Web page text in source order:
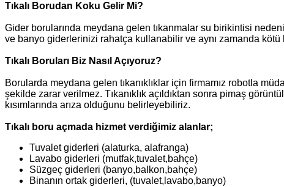
Tıkalı Borudan Koku Gelir Mi?
Gider borularında meydana gelen tıkanmalar su birikintisi
ve banyo giderlerinizi rahatça kullanabilir ve aynı zamanda
Tıkalı Boruları Biz Nasıl Açıyoruz?
Borularda meydana gelen tıkanıklıklar için firmamız robotla
şekilde zarar verilmez. Tıkanıklık açıldıktan sonra pimaş
kısımlarında arıza olduğunu belirleyebiliriz.
Tıkalı boru açmada hizmet verdiğimiz alanlar;
Tuvalet giderleri (alaturka, alafranga)
Lavabo giderleri (mutfak,tuvalet,bahçe)
Süzgeç giderleri (banyo,balkon,bahçe)
Binanın ortak giderleri, (tuvalet,lavabo,banyo)